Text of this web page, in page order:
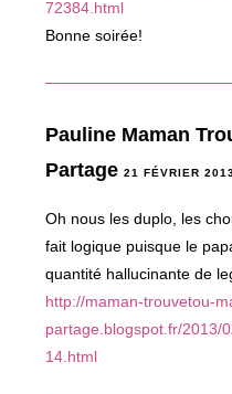
72384.html
Bonne soirée!
Pauline Maman
Partage21 FÉVRIER
Oh nous les duplo, les
fait logique puisque le
quantité hallucinante de
http://maman-trouvetou-
partage.blogspot.fr/2013/
14.html